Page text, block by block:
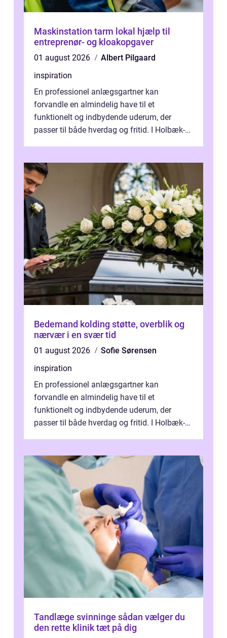
Maskinstation tarm lokal hjælp til
entreprenør- og kloakopgaver
01 august 2026
Albert Pilgaard
inspiration
En professionel anlægsgartner kan
forvandle en almindelig have til et
funktionelt og indbydende uderum, der
passer til både hverdag og fritid. I Holbæk-
Bedemand kolding støtte, overblik og
nærvær i en svær tid
01 august 2026
Sofie Sørensen
inspiration
En professionel anlægsgartner kan
forvandle en almindelig have til et
funktionelt og indbydende uderum, der
passer til både hverdag og fritid. I Holbæk-
Tandlæge svinninge sådan vælger du
den rette klinik tæt på dig